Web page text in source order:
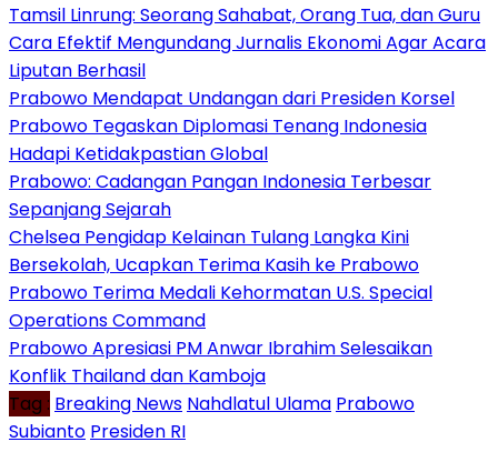
Tamsil Linrung: Seorang Sahabat, Orang Tua, dan Guru
Cara Efektif Mengundang Jurnalis Ekonomi Agar Acara
Liputan Berhasil
Prabowo Mendapat Undangan dari Presiden Korsel
Prabowo Tegaskan Diplomasi Tenang Indonesia
Hadapi Ketidakpastian Global
Prabowo: Cadangan Pangan Indonesia Terbesar
Sepanjang Sejarah
Chelsea Pengidap Kelainan Tulang Langka Kini
Bersekolah, Ucapkan Terima Kasih ke Prabowo
Prabowo Terima Medali Kehormatan U.S. Special
Operations Command
Prabowo Apresiasi PM Anwar Ibrahim Selesaikan
Konflik Thailand dan Kamboja
Tag : Breaking News Nahdlatul Ulama Prabowo
Subianto Presiden RI